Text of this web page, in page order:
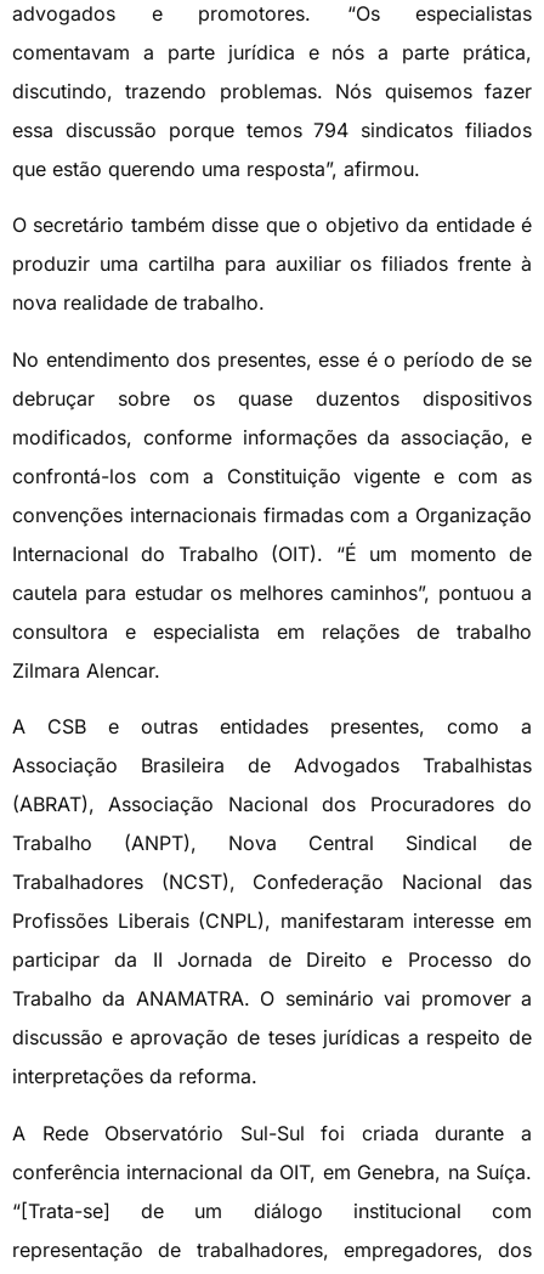
advogados e promotores. “Os especialistas
comentavam a parte jurídica e nós a parte prática,
discutindo, trazendo problemas. Nós quisemos fazer
essa discussão porque temos 794 sindicatos filiados
que estão querendo uma resposta”, afirmou.
O secretário também disse que o objetivo da entidade é
produzir uma cartilha para auxiliar os filiados frente à
nova realidade de trabalho.
No entendimento dos presentes, esse é o período de se
debruçar sobre os quase duzentos dispositivos
modificados, conforme informações da associação, e
confrontá-los com a Constituição vigente e com as
convenções internacionais firmadas com a Organização
Internacional do Trabalho (OIT). “É um momento de
cautela para estudar os melhores caminhos”, pontuou a
consultora e especialista em relações de trabalho
Zilmara Alencar.
A CSB e outras entidades presentes, como a
Associação Brasileira de Advogados Trabalhistas
(ABRAT), Associação Nacional dos Procuradores do
Trabalho (ANPT), Nova Central Sindical de
Trabalhadores (NCST), Confederação Nacional das
Profissões Liberais (CNPL), manifestaram interesse em
participar da II Jornada de Direito e Processo do
Trabalho da ANAMATRA. O seminário vai promover a
discussão e aprovação de teses jurídicas a respeito de
interpretações da reforma.
A Rede Observatório Sul-Sul foi criada durante a
conferência internacional da OIT, em Genebra, na Suíça.
“[Trata-se] de um diálogo institucional com
representação de trabalhadores, empregadores, dos